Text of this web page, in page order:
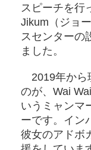
スピーチを行
Jikum（ジョ
スセンターの
ました。
2019年から
のが、Wai
いうミャンマ
ーです。イン
彼女のアドボ